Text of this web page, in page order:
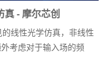
真 - 摩尔芯创
线性光学仿真，非线性
考虑对于输入场的频